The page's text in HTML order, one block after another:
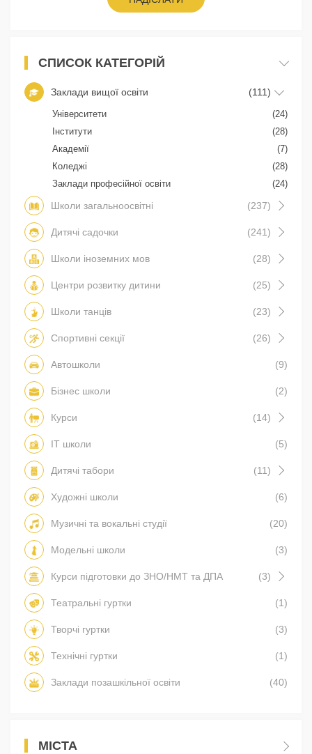
СПИСОК КАТЕГОРІЙ
Заклади вищої освіти (111)
Університети
(24)
Інститути
(28)
Академії
(7)
Коледжі
(28)
Заклади професійної освіти
(24)
Школи загальноосвітні (237)
Дитячі садочки (241)
Школи іноземних мов (28)
Центри розвитку дитини (25)
Школи танців (23)
Спортивні секції (26)
Автошколи (9)
Бізнес школи (2)
Курси (14)
IT школи (5)
Дитячі табори (11)
Художні школи (6)
Музичні та вокальні студії (20)
Модельні школи (3)
Курси підготовки до ЗНО/НМТ та ДПА (3)
Театральні гуртки (1)
Творчі гуртки (3)
Технічні гуртки (1)
Заклади позашкільної освіти (40)
МІСТА